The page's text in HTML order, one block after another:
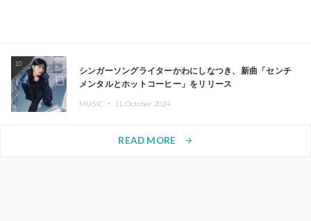
10
シンガーソングライターかわにしなつき、新曲「センチ
メンタルとホットコーヒー」をリリース
MUSIC ・ 31.October.2024
READ MORE arrow_forward